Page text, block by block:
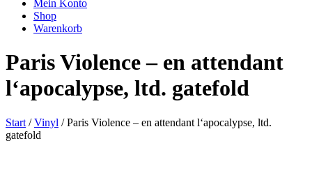
Mein Konto
Shop
Warenkorb
Paris Violence – en attendant
l‘apocalypse, ltd. gatefold
Start /Vinyl / Paris Violence – en attendant l‘apocalypse, ltd.
gatefold